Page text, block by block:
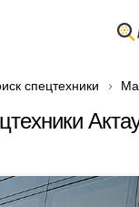
спецтехники